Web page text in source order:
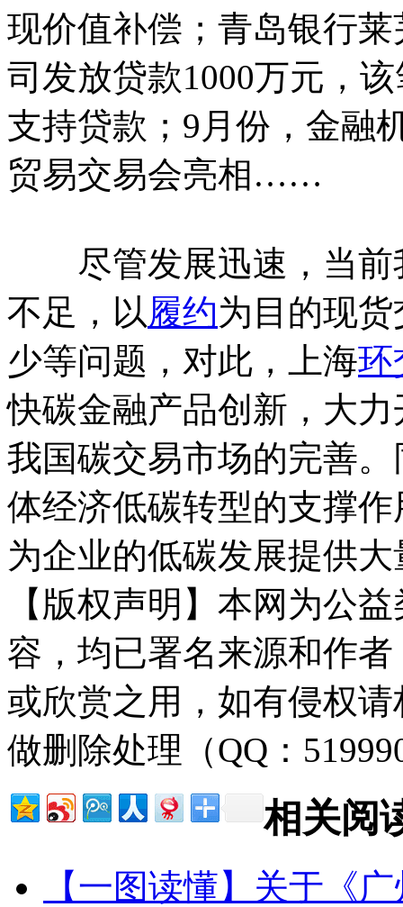
现价值补偿；青岛银行
司发放贷款1000万元，
支持贷款；9月份，金融
贸易交易会亮相……
尽管发展迅速，当前
不足，以履约为目的现
少等问题，对此，上海环
快碳金融产品创新，大
我国碳交易市场的完善
体经济低碳转型的支撑
为企业的低碳发展提供
【版权声明】本网为公
容，均已署名来源和作
或欣赏之用，如有侵权
做删除处理（QQ：
相关阅
【一图读懂】关于《